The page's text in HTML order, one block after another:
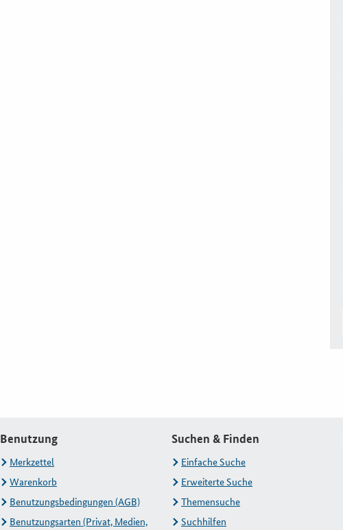
Benutzung
Merkzettel
Warenkorb
Benutzungsbedingungen (AGB)
Benutzungsarten (Privat, Medien,
Suchen & Finden
Einfache Suche
Erweiterte Suche
Themensuche
Suchhilfen